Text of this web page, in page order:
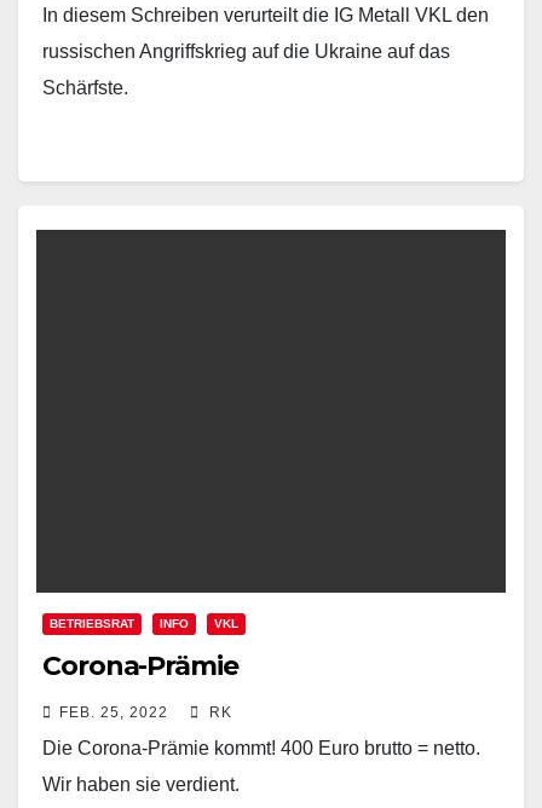
In diesem Schreiben verurteilt die IG Metall VKL den
russischen Angriffskrieg auf die Ukraine auf das
Schärfste.
BETRIEBSRAT INFO VKL
Corona-Prämie
FEB. 25, 2022 RK
Die Corona-Prämie kommt! 400 Euro brutto = netto.
Wir haben sie verdient.